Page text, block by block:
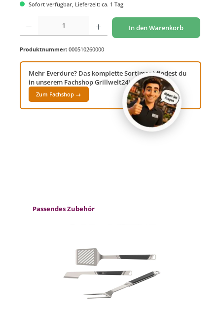
Sofort verfügbar, Lieferzeit: ca. 1 Tag
Produkt Anzahl: Gib den gewünschten Wert ein oder benutze die Schaltflächen um
In den Warenkorb
Produktnummer: 000510260000
Mehr Everdure? Das komplette Sortiment findest du
in unserem Fachshop Grillwelt24!
Zum Fachshop →
Produktgalerie überspringen
Passendes Zubehör